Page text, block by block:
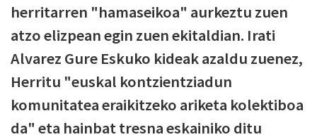
herritarren "hamaseikoa" aurkeztu zuen
atzo elizpean egin zuen ekitaldian. Irati
Alvarez Gure Eskuko kideak azaldu zuenez,
Herritu "euskal kontzientziadun
komunitatea eraikitzeko ariketa kolektiboa
da" eta hainbat tresna eskainiko ditu